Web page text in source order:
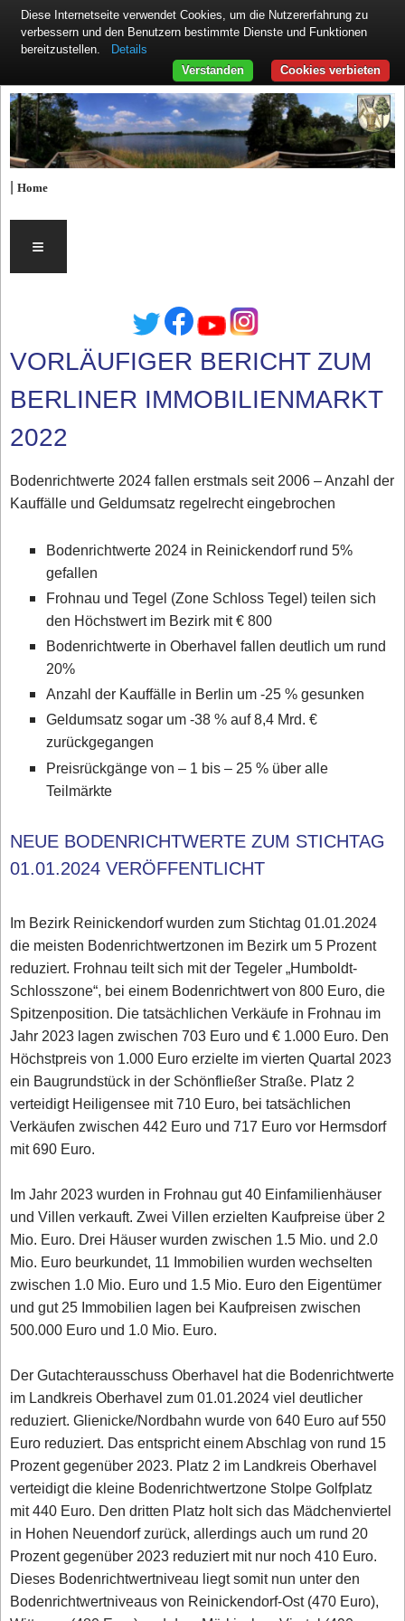
|Home
≡
VORLÄUFIGER BERICHT ZUM
BERLINER IMMOBILIENMARKT
2022
Bodenrichtwerte 2024 fallen erstmals seit 2006 – Anzahl der
Kauffälle und Geldumsatz regelrecht eingebrochen
Bodenrichtwerte 2024 in Reinickendorf rund 5%
gefallen
Frohnau und Tegel (Zone Schloss Tegel) teilen sich
den Höchstwert im Bezirk mit € 800
Bodenrichtwerte in Oberhavel fallen deutlich um rund
20%
Anzahl der Kauffälle in Berlin um -25 % gesunken
Geldumsatz sogar um -38 % auf 8,4 Mrd. €
zurückgegangen
Preisrückgänge von – 1 bis – 25 % über alle
Teilmärkte
NEUE BODENRICHTWERTE ZUM STICHTAG
01.01.2024 VERÖFFENTLICHT
Im Bezirk Reinickendorf wurden zum Stichtag 01.01.2024
die meisten Bodenrichtwertzonen im Bezirk um 5 Prozent
reduziert. Frohnau teilt sich mit der Tegeler „Humboldt-
Schlosszone“, bei einem Bodenrichtwert von 800 Euro, die
Spitzenposition. Die tatsächlichen Verkäufe in Frohnau im
Jahr 2023 lagen zwischen 703 Euro und € 1.000 Euro. Den
Höchstpreis von 1.000 Euro erzielte im vierten Quartal 2023
ein Baugrundstück in der Schönfließer Straße. Platz 2
verteidigt Heiligensee mit 710 Euro, bei tatsächlichen
Verkäufen zwischen 442 Euro und 717 Euro vor Hermsdorf
mit 690 Euro.
Im Jahr 2023 wurden in Frohnau gut 40 Einfamilienhäuser
und Villen verkauft. Zwei Villen erzielten Kaufpreise über 2
Mio. Euro. Drei Häuser wurden zwischen 1.5 Mio. und 2.0
Mio. Euro beurkundet, 11 Immobilien wurden wechselten
zwischen 1.0 Mio. Euro und 1.5 Mio. Euro den Eigentümer
und gut 25 Immobilien lagen bei Kaufpreisen zwischen
500.000 Euro und 1.0 Mio. Euro.
Der Gutachterausschuss Oberhavel hat die Bodenrichtwerte
im Landkreis Oberhavel zum 01.01.2024 viel deutlicher
reduziert. Glienicke/Nordbahn wurde von 640 Euro auf 550
Euro reduziert. Das entspricht einem Abschlag von rund 15
Prozent gegenüber 2023. Platz 2 im Landkreis Oberhavel
verteidigt die kleine Bodenrichtwertzone Stolpe Golfplatz
mit 440 Euro. Den dritten Platz holt sich das Mädchenviertel
in Hohen Neuendorf zurück, allerdings auch um rund 20
Prozent gegenüber 2023 reduziert mit nur noch 410 Euro.
Dieses Bodenrichtwertniveau liegt somit nun unter den
Bodenrichtwertniveaus von Reinickendorf-Ost (470 Euro),
Diese Internetseite verwendet Cookies, um die Nutzererfahrung zu
verbessern und den Benutzern bestimmte Dienste und Funktionen
bereitzustellen.
Details
Cookies verbieten
Verstanden